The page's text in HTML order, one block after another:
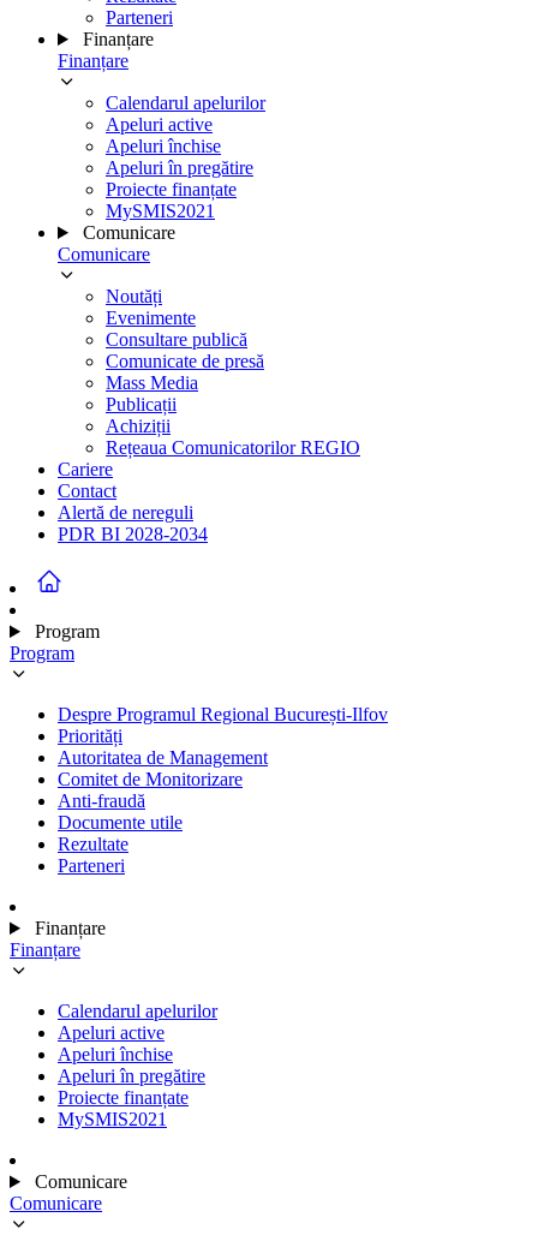
Parteneri
Finanțare
Finanțare
Calendarul apelurilor
Apeluri active
Apeluri închise
Apeluri în pregătire
Proiecte finanțate
MySMIS2021
Comunicare
Comunicare
Noutăți
Evenimente
Consultare publică
Comunicate de presă
Mass Media
Publicații
Achiziții
Rețeaua Comunicatorilor REGIO
Cariere
Contact
Alertă de nereguli
PDR BI 2028-2034
Program
Program
Despre Programul Regional București-Ilfov
Priorități
Autoritatea de Management
Comitet de Monitorizare
Anti-fraudă
Documente utile
Rezultate
Parteneri
Finanțare
Finanțare
Calendarul apelurilor
Apeluri active
Apeluri închise
Apeluri în pregătire
Proiecte finanțate
MySMIS2021
Comunicare
Comunicare